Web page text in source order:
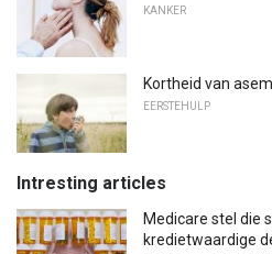
KANKER
Kortheid van
EERSTEHULP
Intresting articles
Medicare stel die
kredietwaardige